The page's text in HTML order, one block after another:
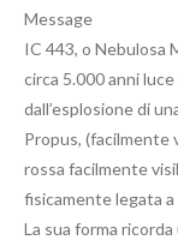
Message
IC 443, o Nebulosa
circa 5.000 anni
dall’esplosione di
Propus, (facilmente
rossa facilmente
fisicamente legata a
La sua forma